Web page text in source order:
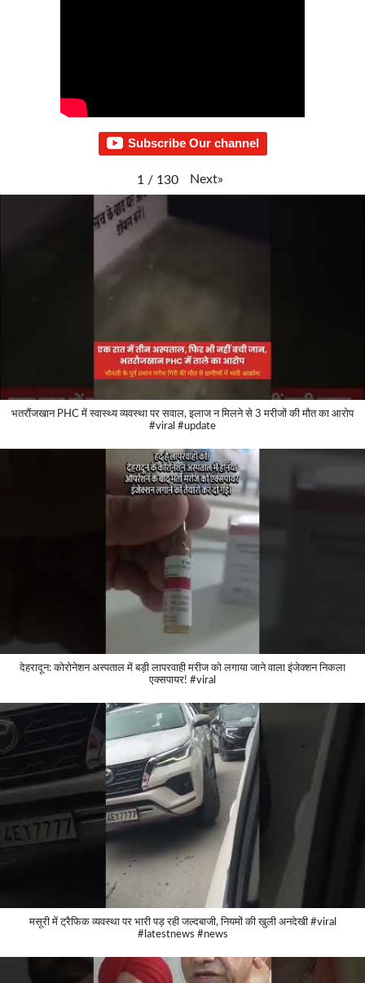
Subscribe Our channel
1 / 130 Next»
भतरौंजखान PHC में स्वास्थ्य व्यवस्था पर सवाल, इलाज न मिलने से 3 मरीजों की मौत का आरोप
#viral #update
देहरादून: कोरोनेशन अस्पताल में बड़ी लापरवाही मरीज को लगाया जाने वाला इंजेक्शन निकला
एक्सपायर! #viral
मसूरी में ट्रैफिक व्यवस्था पर भारी पड़ रही जल्दबाजी, नियमों की खुली अनदेखी #viral
#latestnews #news